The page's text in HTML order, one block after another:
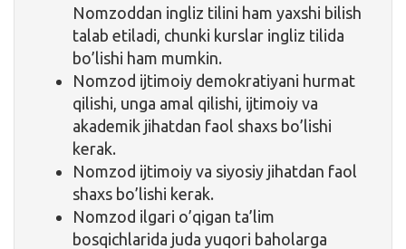
Nomzoddan ingliz tilini ham yaxshi bilish
talab etiladi, chunki kurslar ingliz tilida
bo’lishi ham mumkin.
Nomzod ijtimoiy demokratiyani hurmat
qilishi, unga amal qilishi, ijtimoiy va
akademik jihatdan faol shaxs bo’lishi
kerak.
Nomzod ijtimoiy va siyosiy jihatdan faol
shaxs bo’lishi kerak.
Nomzod ilgari o’qigan ta’lim
bosqichlarida juda yuqori baholarga